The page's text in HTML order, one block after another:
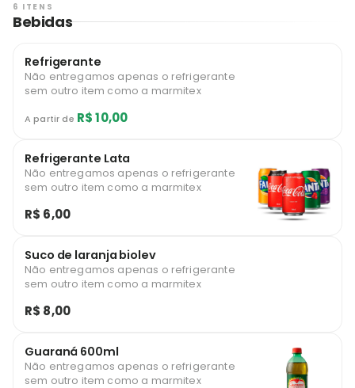
6 ITENS
Bebidas
Refrigerante
Não entregamos apenas o refrigerante
sem outro item como a marmitex
A partir de R$ 10,00
Refrigerante Lata
Não entregamos apenas o refrigerante
sem outro item como a marmitex
R$ 6,00
Suco de laranja biolev
Não entregamos apenas o refrigerante
sem outro item como a marmitex
R$ 8,00
Guaraná 600ml
Não entregamos apenas o refrigerante
sem outro item como a marmitex